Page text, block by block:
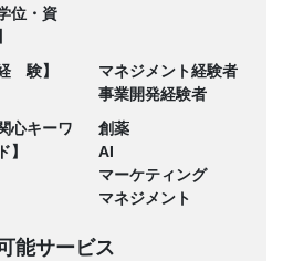
位・資
験】
マネジメント経験者
事業開発経験者
心キーワ
】
創薬
AI
マーケティング
マネジメント
能サービス